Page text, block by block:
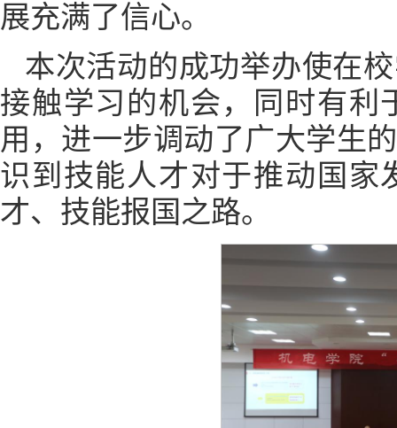
展充满了信心。
本次活动的成功举办使在
接触学习的机会，同时有利
用，进一步调动了广大学生
识到技能人才对于推动国家
才、技能报国之路。